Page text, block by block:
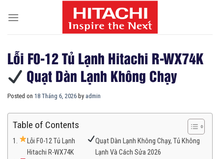
Lỗi F0-12 Tủ Lạnh Hitachi R-WX74K
Quạt Dàn Lạnh Không Chạy
Posted on 18 Tháng 6, 2026 by admin
Table of Contents
Lỗi F0-12 Tủ Lạnh
Hitachi R-WX74K
Quạt Dàn Lạnh Không Chạy, Tủ Không
Lạnh Và Cách Sửa 2026